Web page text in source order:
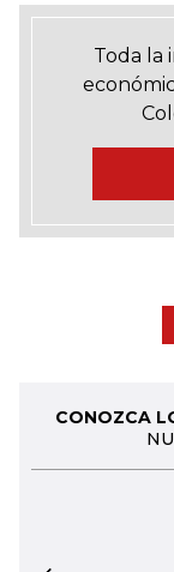
Toda la
CONOZCA